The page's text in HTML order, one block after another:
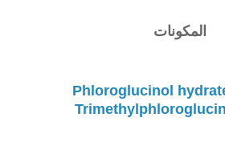
المكونات
Phloroglucinol